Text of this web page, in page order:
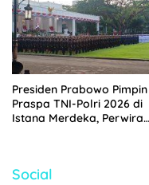
Presiden Prabowo Pimpin
Praspa TNI-Polri 2026 di
Istana Merdeka, Perwira
Social